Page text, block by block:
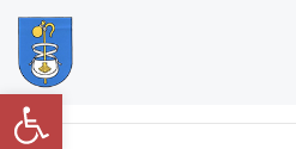
Open toolbar